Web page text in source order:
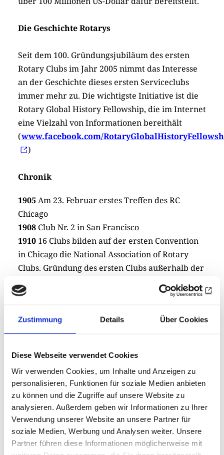
Zustimmung Details Über Cookies
Diese Webseite verwendet Cookies
Wir verwenden Cookies, um Inhalte und Anzeigen zu
personalisieren, Funktionen für soziale Medien anbieten
zu können und die Zugriffe auf unsere Website zu
analysieren. Außerdem geben wir Informationen zu Ihrer
Verwendung unserer Website an unsere Partner für
soziale Medien, Werbung und Analysen weiter. Unsere
Partner führen diese Informationen möglicherweise mit
Die Geschichte Rotarys
Seit dem 100. Gründungsjubiläum des ersten
Rotary Clubs im Jahr 2005 nimmt das Interesse
an der Geschichte dieses ersten Serviceclubs
immer mehr zu. Die wichtigste Initiative ist die
Rotary Global History Fellowship, die im Internet
eine Vielzahl von Informationen bereithält
(www.facebook.com/
)
Chronik
1905Am 23. Februar erstes Treffen des RC
Chicago
1908 Club Nr. 2 in San Francisco
1910 16 Clubs bilden auf der ersten Convention
in Chicago die National Association of Rotary
Clubs. Gründung des ersten Clubs außerhalb der
USA (Winnipeg, Kanada)
1911
Erste Clubs in Europa: London, Dublin,
Belfast
1912Namenswechsel in International
Association of Rotary Clubs
191840.000 Mitglieder; erste Clubs in
Südamerika
1922Erneute Umbenennung in Rotary
International
1924 100.000 Mitglieder
1925Erster Club in Österreich: Wien; Das RI-